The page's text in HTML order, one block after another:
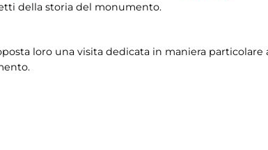
della storia del monumento.
loro una visita dedicata in maniera